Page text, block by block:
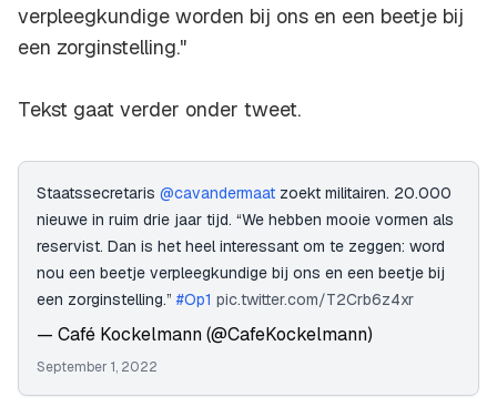
verpleegkundige worden bij ons en een beetje bij
een zorginstelling."
Tekst gaat verder onder tweet.
Staatssecretaris @cavandermaat zoekt militairen. 20.000
nieuwe in ruim drie jaar tijd. “We hebben mooie vormen als
reservist. Dan is het heel interessant om te zeggen: word
nou een beetje verpleegkundige bij ons en een beetje bij
een zorginstelling.” #Op1 pic.twitter.com/T2Crb6z4xr
— Café Kockelmann (@CafeKockelmann)
September 1, 2022